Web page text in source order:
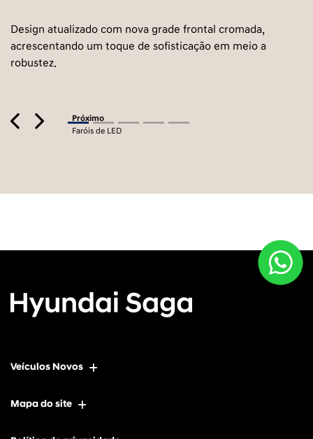
Design atualizado com nova grade frontal cromada,
acrescentando um toque de sofisticação em meio a
robustez.
PreviousNext
Próximo
Faróis de LED
Veículos Novos
Mapa do site